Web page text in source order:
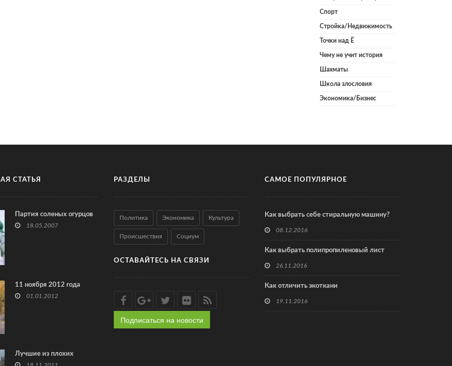
Спорт
Стройка/Недвижимость
Точки над Ё
Чему не учит история
Шахматы
Школа злословия
Экономика/Бизнес
СТАТЬЯ
Партия соленых огурцов
18.05.2007
11 ноября 2012 года
01.01.2012
Лучшие из плохих
РАЗДЕЛЫ
Политика Экономика Культура
Происшествия Социум
ОСТАВАЙТЕСЬ НА СВЯЗИ
Подписаться на новости
САМОЕ ПОПУЛЯРНОЕ
Как выбрать себе стиральную машину?
08.12.2016
Как выбрать полипропиленовый лист
26.11.2016
Как отличить экоткани
19.11.2016